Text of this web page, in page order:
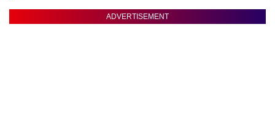
ADVERTISEMENT